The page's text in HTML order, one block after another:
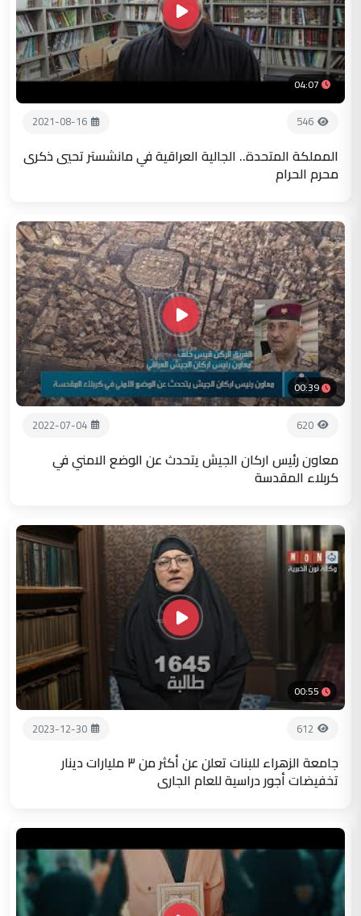
04:07
546
2021-08-16
المملكة المتحدة.. الجالية العراقية في مانشستر تحيي ذكرى
محرم الحرام
00:39
620
2022-07-04
معاون رئيس اركان الجيش يتحدث عن الوضع الامني في
كربلاء المقدسة
00:55
612
2023-12-30
جامعة الزهراء للبنات تعلن عن أكثر من ٣ مليارات دينار
تخفيضات أجور دراسية للعام الجاري